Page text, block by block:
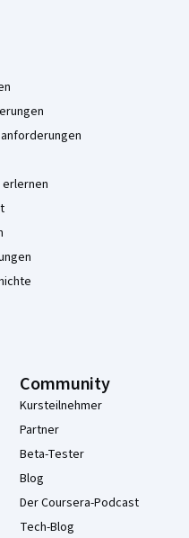
Community
Kursteilnehmer
Partner
Beta-Tester
Blog
Der Coursera-Podcast
Tech-Blog